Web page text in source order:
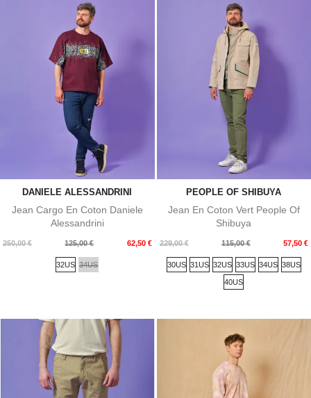
DANIELE ALESSANDRINI
Jean Cargo En Coton Daniele
Alessandrini
250,00 €
Prix
125,00 € 62,50 €
Prix
32US 34US
PEOPLE OF SHIBUYA
Jean En Coton Vert People Of
Shibuya
229,00 €
Prix
de
base
115,00 € 57,50 €
Prix
30US 31US 32US 33US 34US 38US
40US